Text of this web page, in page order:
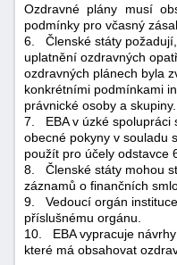
Ozdravné plány musí
podmínky pro včasný
6.
Členské státy
uplatnění ozdravných
ozdravných plánech byla
konkrétními podmínkami
právnické osoby a skupiny.
7.
EBA v úzké
obecné pokyny v souladu
použít pro účely odstavce
8.
Členské státy mohou
záznamů o finančních
9.
Vedoucí orgán
příslušnému orgánu.
10.
EBA vypracuje
které má obsahovat